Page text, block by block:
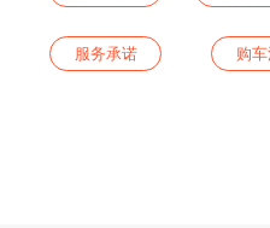
服务承诺 购